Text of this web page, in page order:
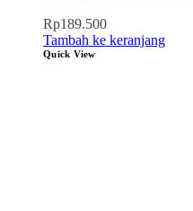
Rp189.500
Tambah ke keranjang
Quick View